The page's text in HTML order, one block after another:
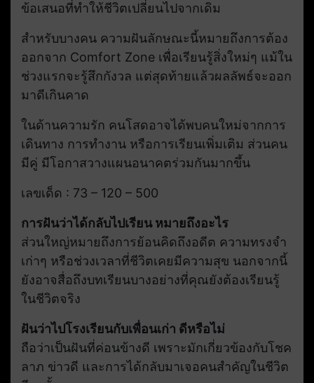
ข้อเสนอที่ทำให้ชีวิตเปลี่ยนไปจากเดิม
สำหรับบางคน ความฝันลักษณะนี้หมายถึงการต้อง
ออกจาก Comfort Zone เพื่อเรียนรู้สิ่งใหม่ๆ แม้ใน
ช่วงแรกจะรู้สึกกังวล แต่สุดท้ายแล้วผลลัพธ์จะออก
มาดีเกินคาด
ในด้านความรัก คนโสดอาจได้พบคนใหม่จากการ
เดินทาง การทำงาน หรือการเรียนเพิ่มเติม ส่วนคน
มีคู่ มีโอกาสวางแผนอนาคตร่วมกันมากขึ้น
เลขเด็ด : 73 – 120 – 500
การฝันว่าได้กลับไปเรียน หมายถึงอะไร
ส่วนใหญ่หมายถึงการย้อนคิดถึงอดีต ความทรงจำ
เก่าๆ หรือช่วงเวลาที่ชีวิตเคยมีความสุข นอกจากนี้
ยังอาจสื่อถึงบทเรียนบางอย่างที่คุณยังต้องเรียนรู้
ในชีวิตจริง
ฝันว่าไปโรงเรียนกับเพื่อนเก่า ดีหรือไม่
ถือว่าเป็นฝันที่ค่อนข้างดี เพราะมักเกี่ยวข้องกับโชค
ลาภ ข่าวดี และการได้กลับมาเจอคนสำคัญในชีวิต